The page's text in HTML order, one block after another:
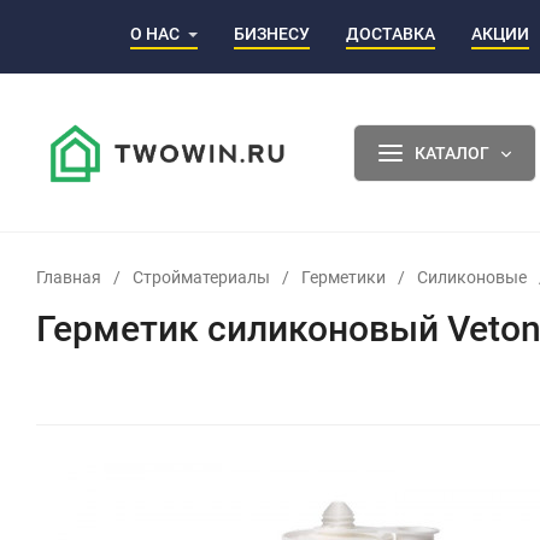
О НАС БИЗНЕСУ ДОСТАВКА АКЦИИ
КАТАЛОГ
Главная / Стройматериалы / Герметики / Силиконовые
Герметик силиконовый